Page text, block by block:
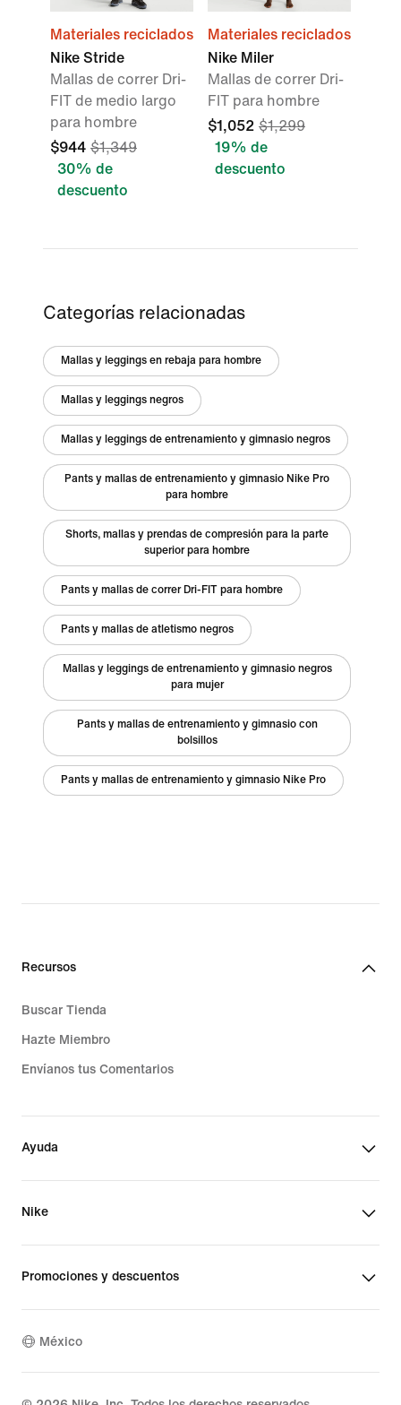
Materiales reciclados
Nike Stride
Mallas de correr Dri-
FIT de medio largo
para hombre
$944 $1,349
30% de
descuento
Materiales reciclados
Nike Miler
Mallas de correr Dri-
FIT para hombre
$1,052 $1,299
19% de
descuento
Categorías relacionadas
Mallas y leggings en rebaja para hombre
Mallas y leggings negros
Mallas y leggings de entrenamiento y gimnasio negros
Pants y mallas de entrenamiento y gimnasio Nike Pro
para hombre
Shorts, mallas y prendas de compresión para la parte
superior para hombre
Pants y mallas de correr Dri-FIT para hombre
Pants y mallas de atletismo negros
Mallas y leggings de entrenamiento y gimnasio negros
para mujer
Pants y mallas de entrenamiento y gimnasio con
bolsillos
Pants y mallas de entrenamiento y gimnasio Nike Pro
Recursos
Buscar Tienda
Hazte Miembro
Envíanos tus Comentarios
Ayuda
Nike
Promociones y descuentos
México